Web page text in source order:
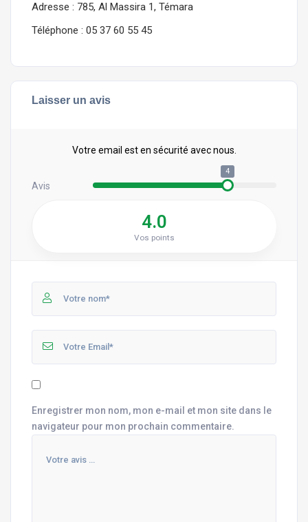
Adresse : 785, Al Massira 1, Témara
Téléphone : 05 37 60 55 45
Laisser un avis
Votre email est en sécurité avec nous.
Avis
4
4.0
Vos points
Enregistrer mon nom, mon e-mail et mon site dans le
navigateur pour mon prochain commentaire.